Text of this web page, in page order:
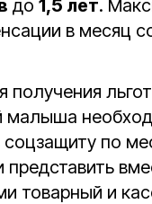
до 1,5 лет.
в месяц
получения
малыша
соцзащиту по
представить
товарный и